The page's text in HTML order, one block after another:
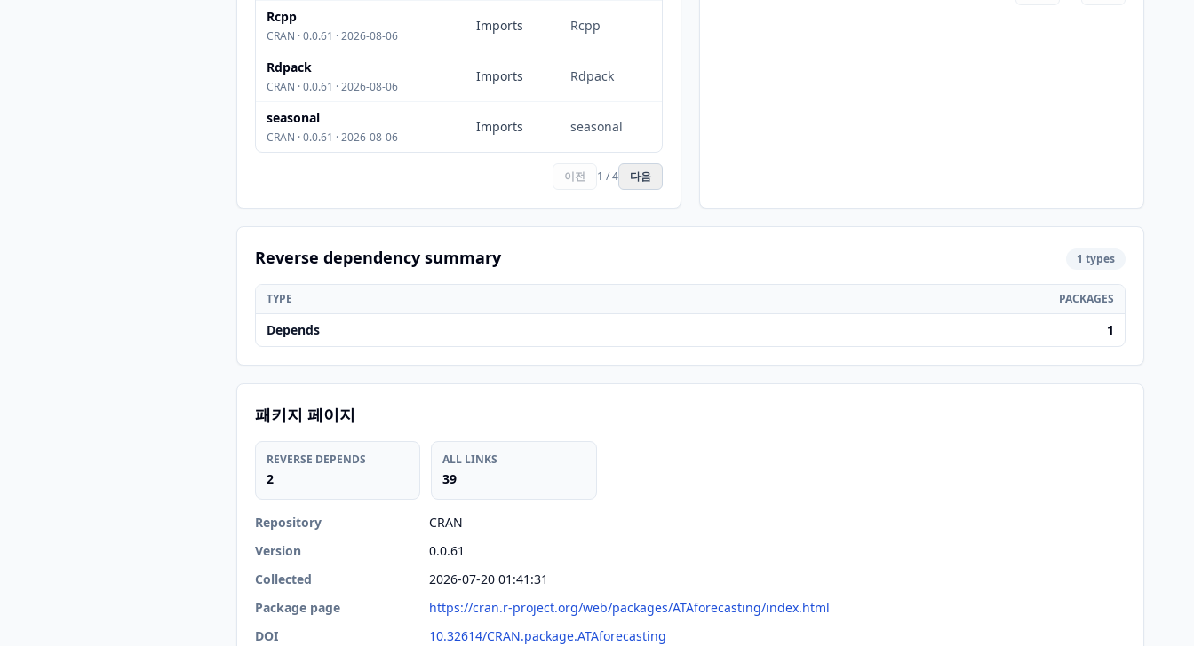
Rcpp
CRAN · 0.0.61 · 2026-08-06
Imports Rcpp
Rdpack
CRAN · 0.0.61 · 2026-08-06
Imports Rdpack
seasonal
CRAN · 0.0.61 · 2026-08-06
Imports seasonal
이전 1 / 4 다음
Reverse dependency summary 1 types
TYPE PACKAGES
Depends 1
패키지 페이지
REVERSE DEPENDS
2
ALL LINKS
39
Repository
CRAN
Version
0.0.61
Collected
2026-07-20 01:41:31
Package page
https://cran.r-project.org/web/packages/ATAforecasting/index.html
DOI
10.32614/CRAN.package.ATAforecasting